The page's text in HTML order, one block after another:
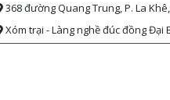
368 đường Quang Trung, P. La
Xóm trại - Làng nghề đúc đồng Đại